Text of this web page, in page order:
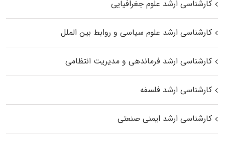
کارشناسی ارشد علوم جغرافیایی
کارشناسی ارشد علوم سیاسی و روابط بین الملل
کارشناسی ارشد فرماندهی و مدیریت انتظامی
کارشناسی ارشد فلسفه
کارشناسی ارشد ایمنی صنعتی